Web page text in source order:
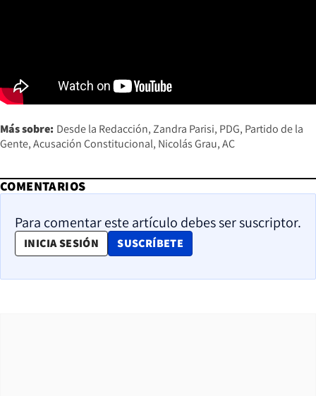
Más sobre: Desde la Redacción Zandra Parisi PDG Partido de la
Gente Acusación Constitucional Nicolás Grau AC
COMENTARIOS
Para comentar este artículo debes ser suscriptor.
INICIA SESIÓN SUSCRÍBETE
OPENS IN NEW WINDOW